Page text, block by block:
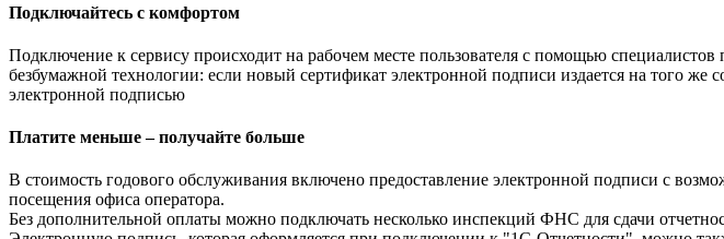
Подключайтесь с комфортом
Подключение к сервису происходит на рабочем месте пользователя с помощью
безбумажной технологии: если новый сертификат электронной подписи издается на того же
электронной подписью
Платите меньше – получайте больше
В стоимость годового обслуживания включено предоставление электронной подписи с
посещения офиса оператора.
Без дополнительной оплаты можно подключать несколько инспекций ФНС для сдачи